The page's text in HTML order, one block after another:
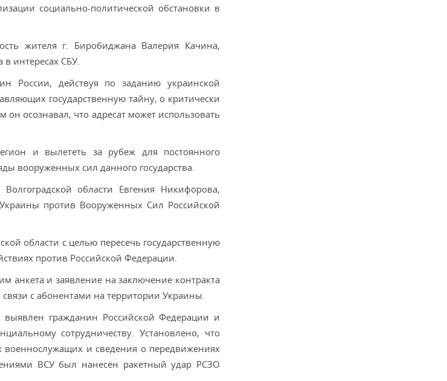
социально-политической обстановки в
жителя г. Биробиджана Валерия Качина,
интересах СБУ.
России, действуя по заданию украинской
государственную тайну, о критически
осознавал, что адресат может использовать
и вылететь за рубеж для постоянного
вооруженных сил данного государства.
области Евгения Никифорова,
против Вооруженных Сил Российской
области с целью пересечь государственную
против Российской Федерации.
и заявление на заключение контракта
с абонентами на территории Украины.
гражданин Российской Федерации и
сотрудничеству. Установлено, что
военнослужащих и сведения о передвижениях
ВСУ был нанесён ракетный удар РСЗО